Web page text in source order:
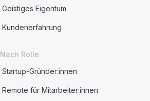
Geistiges Eigentum
Kundenerfahrung
Nach Rolle
Startup-Gründer:innen
Remote für Mitarbeiter:innen